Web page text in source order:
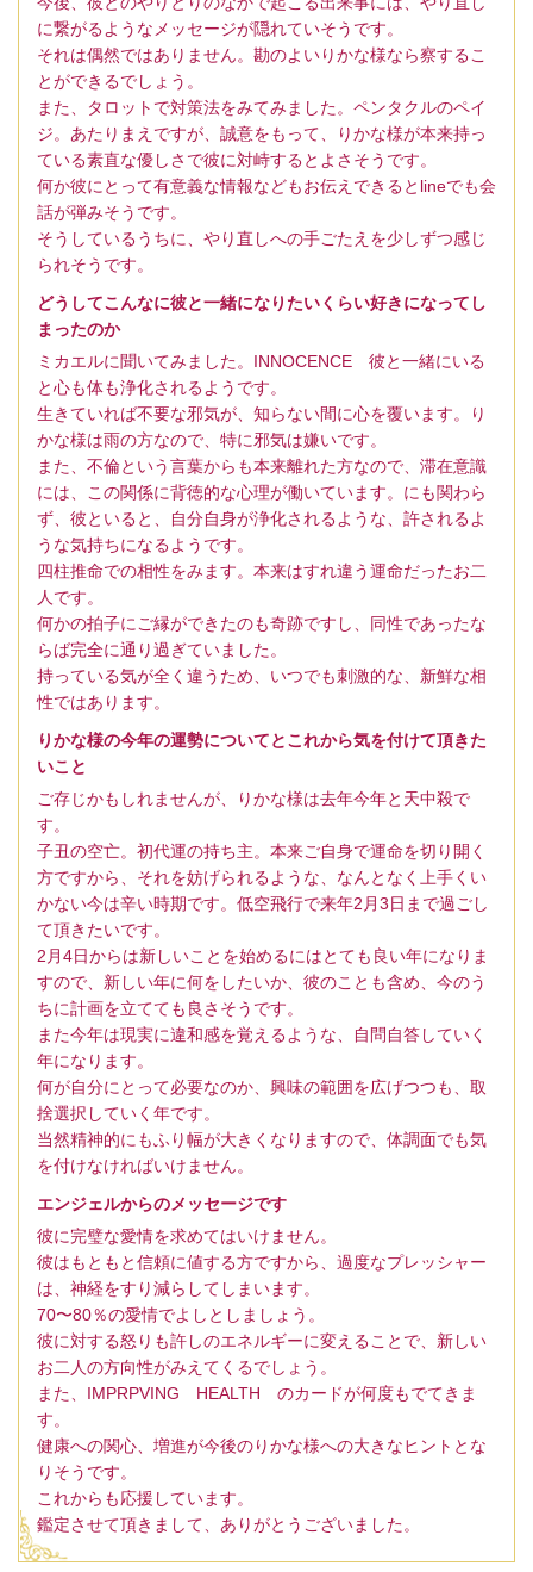
に繋がるようなメッセージが隠れていそうです。
それは偶然ではありません。勘のよいりかな様なら察するこ
とができるでしょう。
また、タロットで対策法をみてみました。ペンタクルのペイ
ジ。あたりまえですが、誠意をもって、りかな様が本来持っ
ている素直な優しさで彼に対峙するとよさそうです。
何か彼にとって有意義な情報などもお伝えできるとlineでも会
話が弾みそうです。
そうしているうちに、やり直しへの手ごたえを少しずつ感じ
られそうです。
どうしてこんなに彼と一緒になりたいくらい好きになってし
まったのか
ミカエルに聞いてみました。INNOCENCE 彼と一緒にいる
と心も体も浄化されるようです。
生きていれば不要な邪気が、知らない間に心を覆います。り
かな様は雨の方なので、特に邪気は嫌いです。
また、不倫という言葉からも本来離れた方なので、滞在意識
には、この関係に背徳的な心理が働いています。にも関わら
ず、彼といると、自分自身が浄化されるような、許されるよ
うな気持ちになるようです。
四柱推命での相性をみます。本来はすれ違う運命だったお二
人です。
何かの拍子にご縁ができたのも奇跡ですし、同性であったな
らば完全に通り過ぎていました。
持っている気が全く違うため、いつでも刺激的な、新鮮な相
性ではあります。
りかな様の今年の運勢についてとこれから気を付けて頂きた
いこと
ご存じかもしれませんが、りかな様は去年今年と天中殺で
す。
子丑の空亡。初代運の持ち主。本来ご自身で運命を切り開く
方ですから、それを妨げられるような、なんとなく上手くい
かない今は辛い時期です。低空飛行で来年2月3日まで過ごし
て頂きたいです。
2月4日からは新しいことを始めるにはとても良い年になりま
すので、新しい年に何をしたいか、彼のことも含め、今のう
ちに計画を立てても良さそうです。
また今年は現実に違和感を覚えるような、自問自答していく
年になります。
何が自分にとって必要なのか、興味の範囲を広げつつも、取
捨選択していく年です。
当然精神的にもふり幅が大きくなりますので、体調面でも気
を付けなければいけません。
エンジェルからのメッセージです
彼に完璧な愛情を求めてはいけません。
彼はもともと信頼に値する方ですから、過度なプレッシャー
は、神経をすり減らしてしまいます。
70〜80％の愛情でよしとしましょう。
彼に対する怒りも許しのエネルギーに変えることで、新しい
お二人の方向性がみえてくるでしょう。
また、IMPRPVING HEALTH のカードが何度もでてきま
す。
健康への関心、増進が今後のりかな様への大きなヒントとな
りそうです。
これからも応援しています。
鑑定させて頂きまして、ありがとうございました。